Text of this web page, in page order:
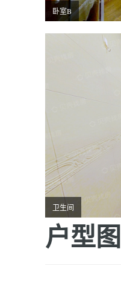
卧室B
卫生间
户型图